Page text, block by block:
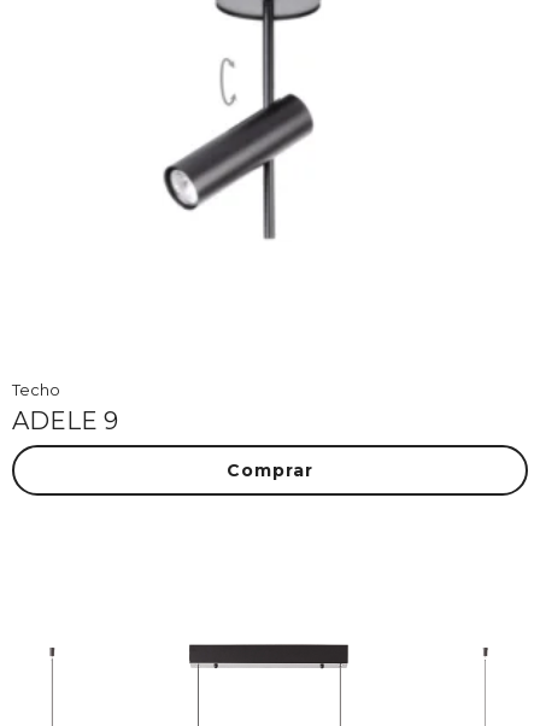
Techo
ADELE 9
Comprar